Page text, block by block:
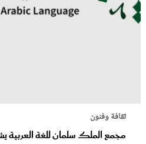
ثقافة وفنون
مجمع الملك سلمان للغة